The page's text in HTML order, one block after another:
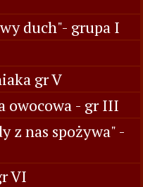
duch"- grupa I
gr V
owocowa - gr III
z nas spożywa" -
VI